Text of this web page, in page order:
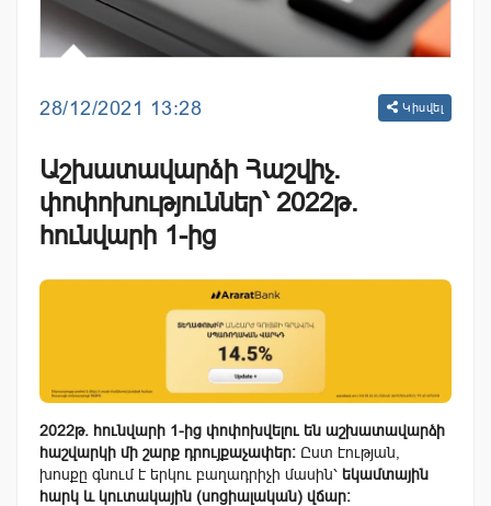
28/12/2021 13:28 Կիսվել
Աշխատավարձի Հաշվիչ.
փոփոխություններ՝ 2022թ.
հունվարի 1-ից
2022թ. հունվարի 1-ից փոփոխվելու են աշխատավարձի
հաշվարկի մի շարք դրույքաչափեր։ Ըստ էության,
խոսքը գնում է երկու բաղադրիչի մասին՝ եկամտային
հարկ և կուտակային (սոցիալական) վճար։